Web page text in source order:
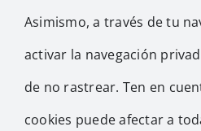
Asimismo, a través de tu
activar la navegación
de no rastrear. Ten en
cookies puede afectar a